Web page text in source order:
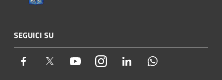
SEGUICI SU
Facebook Twitter YoutubeInstagram LinkedIn